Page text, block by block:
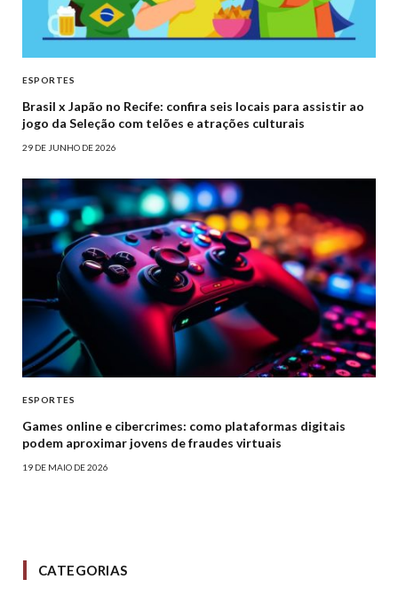
ESPORTES
Brasil x Japão no Recife: confira seis locais para assistir ao
jogo da Seleção com telões e atrações culturais
29 DE JUNHO DE 2026
ESPORTES
Games online e cibercrimes: como plataformas digitais
podem aproximar jovens de fraudes virtuais
19 DE MAIO DE 2026
CATEGORIAS